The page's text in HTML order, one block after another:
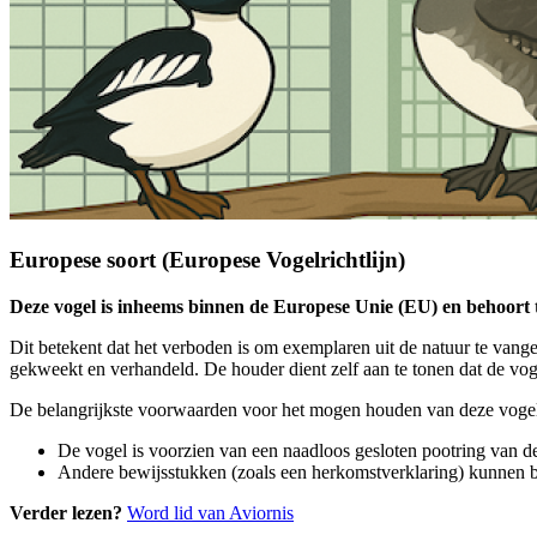
Europese soort (Europese Vogelrichtlijn)
Deze vogel is inheems binnen de Europese Unie (EU) en
Dit betekent dat het verboden is om exemplaren uit de natuur te
gekweekt en verhandeld. De houder dient zelf aan te tonen dat de
De belangrijkste voorwaarden voor het mogen houden van deze
De vogel is voorzien van een naadloos gesloten pootring van
Andere bewijsstukken (zoals een herkomstverklaring) kunnen
Verder lezen? Word lid van Aviornis